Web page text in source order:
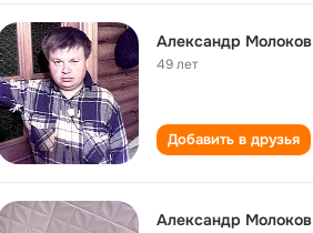
Александр Молоков
49 лет
Добавить в друзья
Александр Молоков